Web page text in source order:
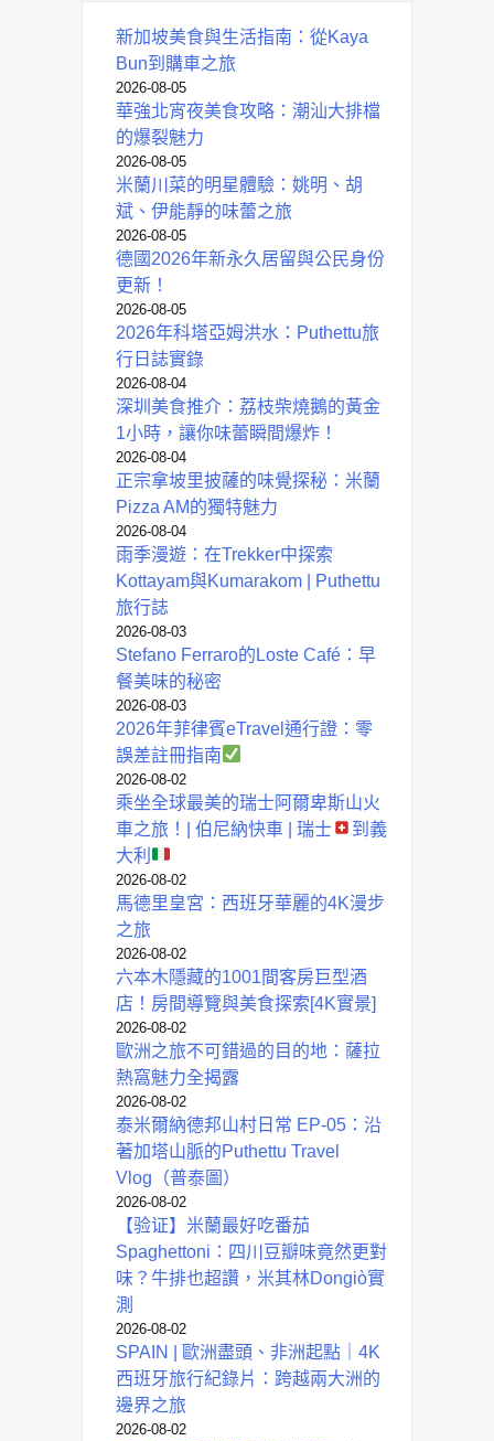
新加坡美食與生活指南：從Kaya
Bun到購車之旅
2026-08-05
華強北宵夜美食攻略：潮汕大排檔
的爆裂魅力
2026-08-05
米蘭川菜的明星體驗：姚明、胡
斌、伊能靜的味蕾之旅
2026-08-05
德國2026年新永久居留與公民身份
更新！
2026-08-05
2026年科塔亞姆洪水：Puthettu旅
行日誌實錄
2026-08-04
深圳美食推介：荔枝柴燒鵝的黃金
1小時，讓你味蕾瞬間爆炸！
2026-08-04
正宗拿坡里披薩的味覺探秘：米蘭
Pizza AM的獨特魅力
2026-08-04
雨季漫遊：在Trekker中探索
Kottayam與Kumarakom | Puthettu
旅行誌
2026-08-03
Stefano Ferraro的Loste Café：早
餐美味的秘密
2026-08-03
2026年菲律賓eTravel通行證：零
誤差註冊指南
2026-08-02
乘坐全球最美的瑞士阿爾卑斯山火
車之旅！| 伯尼納快車 | 瑞士
到義
大利
2026-08-02
馬德里皇宮：西班牙華麗的4K漫步
之旅
2026-08-02
六本木隱藏的1001間客房巨型酒
店！房間導覽與美食探索[4K實景]
2026-08-02
歐洲之旅不可錯過的目的地：薩拉
熱窩魅力全揭露
2026-08-02
泰米爾納德邦山村日常 EP-05：沿
著加塔山脈的Puthettu Travel
Vlog（普泰圖）
2026-08-02
【验证】米蘭最好吃番茄
Spaghettoni：四川豆瓣味竟然更對
味？牛排也超讚，米其林Dongiò實
測
2026-08-02
SPAIN | 歐洲盡頭、非洲起點｜4K
西班牙旅行紀錄片：跨越兩大洲的
邊界之旅
2026-08-02